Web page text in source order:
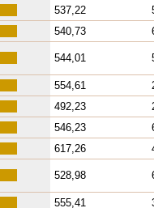
537,22
540,73
544,01
554,61
492,23
546,23
617,26
528,98
555,41